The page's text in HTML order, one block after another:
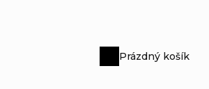
Nákupní
Prázdný košík